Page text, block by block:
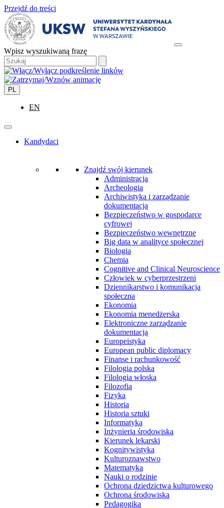
Przejdź do treści
Wpisz wyszukiwaną frazę
PL
EN
Kandydaci
Znajdź swój kierunek
Administracja
Archeologia
Archiwistyka i zarządzanie
dokumentacją
Bezpieczeństwo w gospodarce
cyfrowej
Bezpieczeństwo wewnętrzne
Big data w analityce społecznej
Biologia
Chemia
Cognitive and Clinical Neuroscience
Człowiek w cyberprzestrzeni
Dziennikarstwo i komunikacja
społeczna
Ekonomia
Ekonomia menedżerska
Elektroniczne zarządzanie
dokumentacją
Europeistyka
European public diplomacy
Finanse i rachunkowość
Filologia polska
Filologia włoska
Filozofia
Fizyka
Historia
Historia sztuki
Informatyka
Inżynieria środowiska
Kierunek lekarski
Kognitywistyka
Kulturoznawstwo
Matematyka
Nauki o rodzinie
Ochrona dziedzictwa kulturowego
Ochrona środowiska
Pedagogika